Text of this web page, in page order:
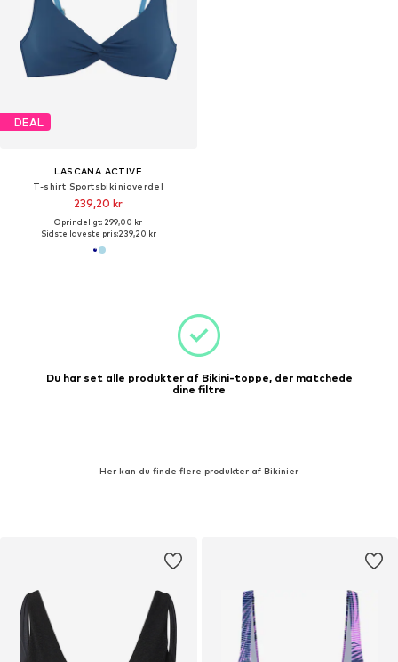
DEAL
LASCANA ACTIVE
T-shirt Sportsbikinioverdel
239,20 kr
Oprindeligt: 299,00 kr
Sidste laveste pris:239,20 kr
Du har set alle produkter af Bikini-toppe, der matchede
dine filtre
Her kan du finde flere produkter af Bikinier